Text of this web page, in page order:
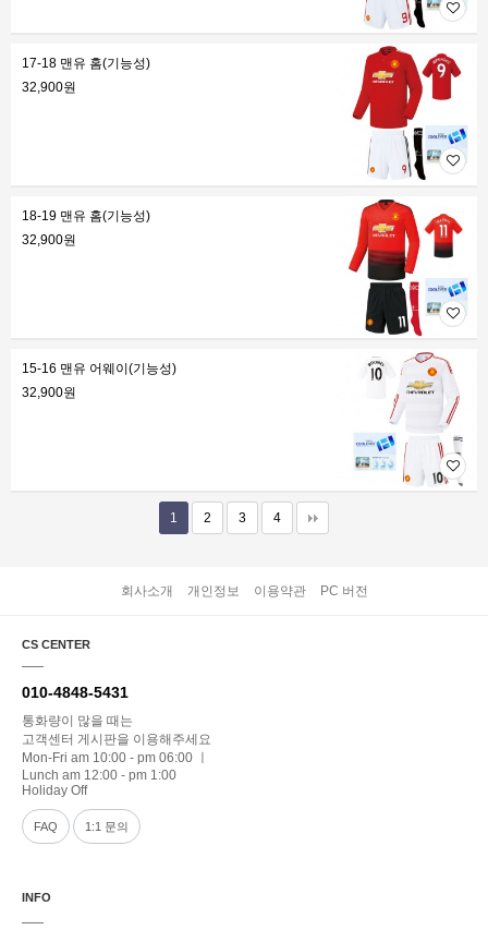
17-18 맨유 홈(기능성)
32,900원
18-19 맨유 홈(기능성)
32,900원
15-16 맨유 어웨이(기능성)
32,900원
1 2 3 4
회사소개 개인정보 이용약관 PC 버전
CS CENTER
010-4848-5431
통화량이 많을 때는
고객센터 게시판을 이용해주세요
Mon-Fri am 10:00 - pm 06:00 ㅣ
Lunch am 12:00 - pm 1:00
Holiday Off
FAQ 1:1 문의
INFO